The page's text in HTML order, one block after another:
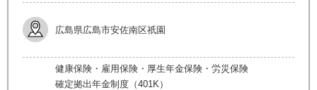
広島県広島市安佐南区祇園
健康保険・雇用保険・厚生年金保険・労災保険
確定拠出年金制度（401K）